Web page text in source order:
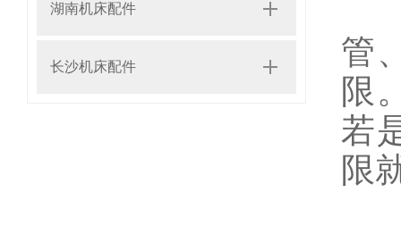
湖南机床配件
长沙机床配件
管
限
若
限